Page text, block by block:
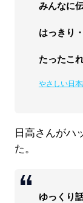
みんなに
はっきり
たったこ
やさしい日
日高さんがハ
た。
ゆっくり